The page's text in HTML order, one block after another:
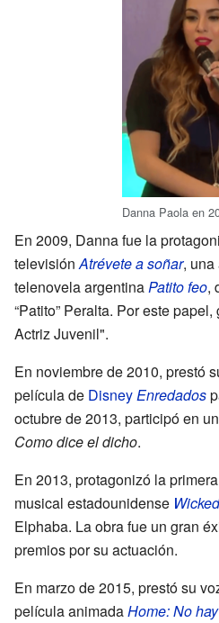
Danna Paola en
En 2009, Danna fue la
televisiónAtrévete a soñar, una
telenovela argentinaPatito feo,
“Patito” Peralta. Por este
Actriz Juvenil".
En noviembre de 2010, prestó
película de DisneyEnredados
octubre de 2013, participó en
Como dice el dicho.
En 2013, protagonizó la
musical estadounidense Wicked
Elphaba. La obra fue un gran
premios por su actuación.
En marzo de 2015, prestó su
película animadaHome: No